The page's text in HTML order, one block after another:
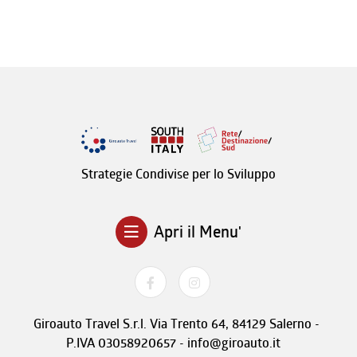
Strategie Condivise per lo Sviluppo
Apri il Menu'
Giroauto Travel S.r.l. Via Trento 64, 84129 Salerno -
P.IVA 03058920657 - info@giroauto.it